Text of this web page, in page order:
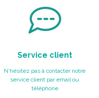
Service client
N'hésitez pas à contacter notre
service client par email ou
téléphone